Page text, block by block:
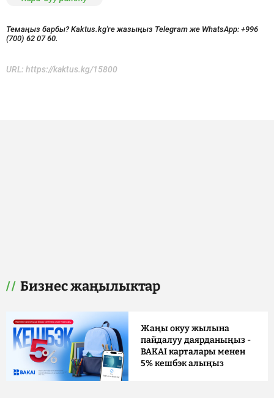
Темаңыз барбы? Kaktus.kg'ге жазыңыз Telegram же WhatsApp: +996
(700) 62 07 60.
URL: https://kaktus.kg/15800
Бизнес жаңылыктар
Жаңы окуу жылына
пайдалуу даярданыңыз -
BAKAI карталары менен
5% кешбэк алыңыз